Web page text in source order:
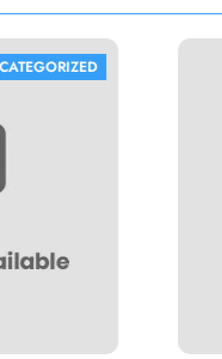
UNCATEGORIZED